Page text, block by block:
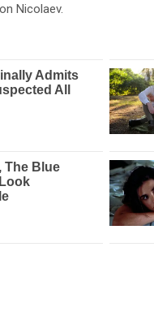
Nicolaev.